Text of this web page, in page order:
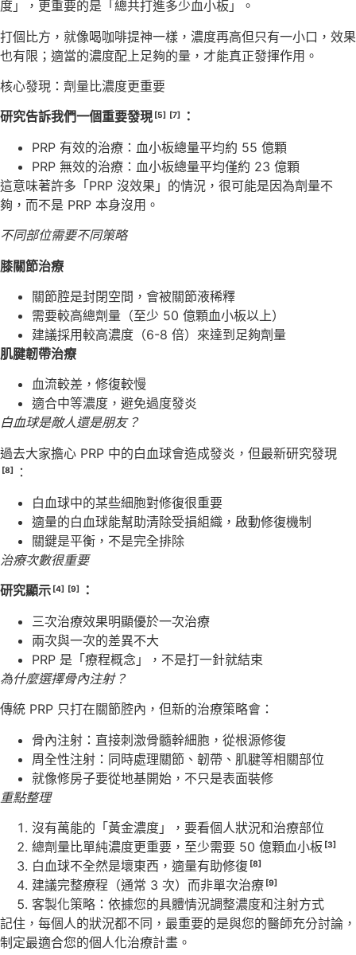
度」，更重要的是「總共打進多少血小板」。
打個比方，就像喝咖啡提神一樣，濃度再高但只有一小口，效果
也有限；適當的濃度配上足夠的量，才能真正發揮作用。
核心發現：劑量比濃度更重要
研究告訴我們一個重要發現 [5] [7]
：
PRP 有效的治療：血小板總量平均約 55 億顆
PRP 無效的治療：血小板總量平均僅約 23 億顆
這意味著許多「PRP 沒效果」的情況，很可能是因為劑量不
夠，而不是 PRP 本身沒用。
不同部位需要不同策略
膝關節治療
關節腔是封閉空間，會被關節液稀釋
需要較高總劑量（至少 50 億顆血小板以上）
建議採用較高濃度（6-8 倍）來達到足夠劑量
肌腱韌帶治療
血流較差，修復較慢
適合中等濃度，避免過度發炎
白血球是敵人還是朋友？
過去大家擔心 PRP 中的白血球會造成發炎，但最新研究發現
[8]
：
白血球中的某些細胞對修復很重要
適量的白血球能幫助清除受損組織，啟動修復機制
關鍵是平衡，不是完全排除
治療次數很重要
研究顯示 [4] [9]
：
三次治療效果明顯優於一次治療
兩次與一次的差異不大
PRP 是「療程概念」，不是打一針就結束
為什麼選擇骨內注射？
傳統 PRP 只打在關節腔內，但新的治療策略會：
骨內注射：直接刺激骨髓幹細胞，從根源修復
周全性注射：同時處理關節、韌帶、肌腱等相關部位
就像修房子要從地基開始，不只是表面裝修
重點整理
沒有萬能的「黃金濃度」，要看個人狀況和治療部位
總劑量比單純濃度更重要，至少需要 50 億顆血小板 [3]
白血球不全然是壞東西，適量有助修復 [8]
建議完整療程（通常 3 次）而非單次治療 [9]
客製化策略：依據您的具體情況調整濃度和注射方式
記住，每個人的狀況都不同，最重要的是與您的醫師充分討論，
制定最適合您的個人化治療計畫。